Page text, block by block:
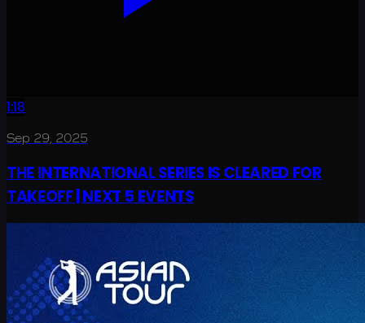
1:18
Sep 29, 2025
THE INTERNATIONAL SERIES IS CLEARED FOR
TAKEOFF | NEXT 5 EVENTS